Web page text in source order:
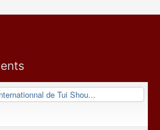
de Tui Shou...